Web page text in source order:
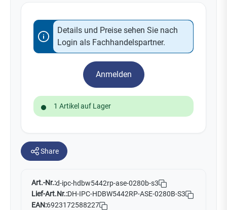
Details und Preise sehen Sie nach
Login als Fachhandelspartner.
Anmelden
1 Artikel auf Lager
Share
Art.-Nr.:d-ipc-hdbw5442rp-ase-0280b-s3
Lief-Art.Nr.:DH-IPC-HDBW5442RP-ASE-0280B-S3
EAN:6923172588227